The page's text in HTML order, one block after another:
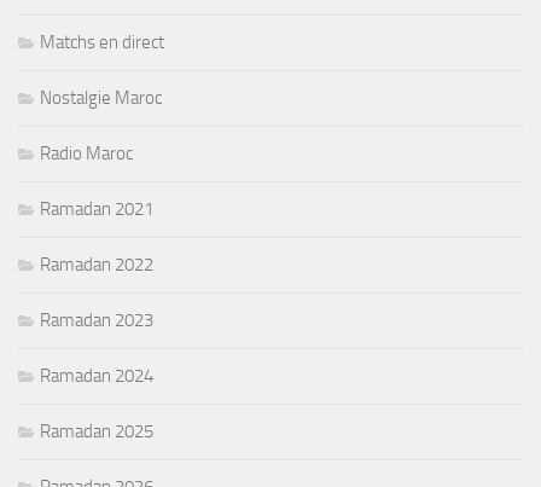
Matchs en direct
Nostalgie Maroc
Radio Maroc
Ramadan 2021
Ramadan 2022
Ramadan 2023
Ramadan 2024
Ramadan 2025